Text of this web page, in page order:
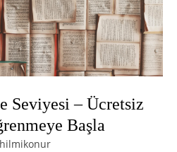
Seviyesi – Ücretsiz
Başla